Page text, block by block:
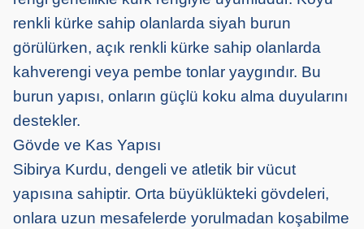
renkli kürke sahip olanlarda siyah burun
görülürken, açık renkli kürke sahip olanlarda
kahverengi veya pembe tonlar yaygındır. Bu
burun yapısı, onların güçlü koku alma duyularını
destekler.
Gövde ve Kas Yapısı
Sibirya Kurdu, dengeli ve atletik bir vücut
yapısına sahiptir. Orta büyüklükteki gövdeleri,
onlara uzun mesafelerde yorulmadan koşabilme